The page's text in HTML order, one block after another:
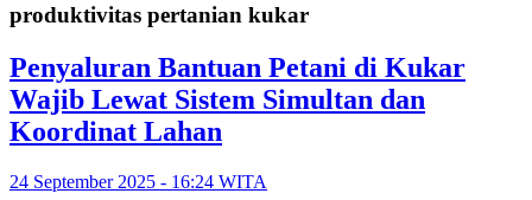
produktivitas pertanian kukar
Penyaluran Bantuan Petani di Kukar
Wajib Lewat Sistem Simultan dan
Koordinat Lahan
24 September 2025 - 16:24 WITA